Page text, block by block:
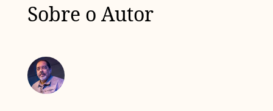
Sobre o Autor